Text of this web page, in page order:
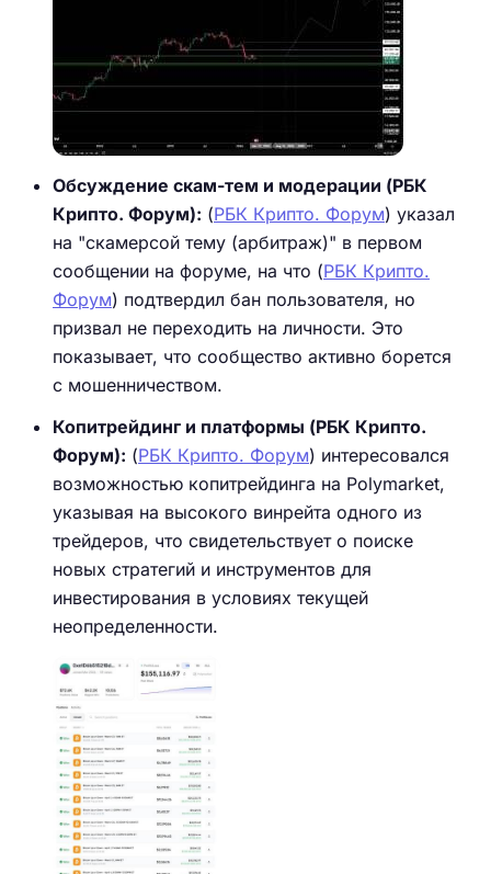
Обсуждение скам-тем и модерации (РБК
Крипто. Форум): (РБК Крипто. Форум) указал
на "скамерсой тему (арбитраж)" в первом
сообщении на форуме, на что (РБК Крипто.
Форум) подтвердил бан пользователя, но
призвал не переходить на личности. Это
показывает, что сообщество активно борется
с мошенничеством.
Копитрейдинг и платформы (РБК Крипто.
Форум): (РБК Крипто. Форум) интересовался
возможностью копитрейдинга на Polymarket,
указывая на высокого винрейта одного из
трейдеров, что свидетельствует о поиске
новых стратегий и инструментов для
инвестирования в условиях текущей
неопределенности.